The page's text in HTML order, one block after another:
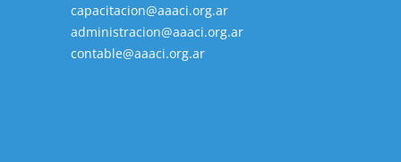
capacitacion@aaaci.org.ar
administracion@aaaci.org.ar
contable@aaaci.org.ar